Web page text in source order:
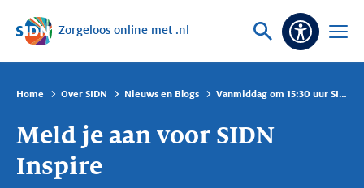
Sla navigatie over
Zorgeloos online met .nl
Vraag
Open
Home Over SIDN Nieuws en Blogs Vanmiddag om 15:30 uur SIDN Inspire
Meld je aan voor SIDN
Inspire